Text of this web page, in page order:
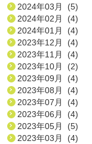
2024年03月 (5)
2024年02月 (4)
2024年01月 (4)
2023年12月 (4)
2023年11月 (4)
2023年10月 (2)
2023年09月 (4)
2023年08月 (4)
2023年07月 (4)
2023年06月 (4)
2023年05月 (5)
2023年03月 (4)